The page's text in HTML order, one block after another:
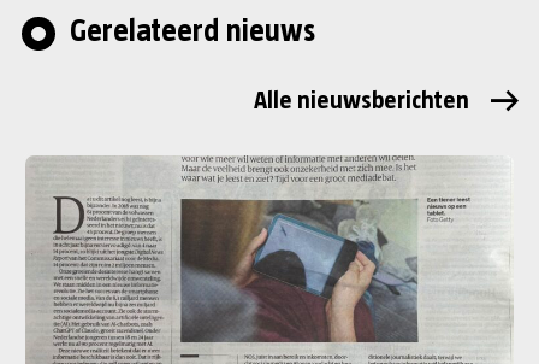
Gerelateerd nieuws
Alle nieuwsberichten